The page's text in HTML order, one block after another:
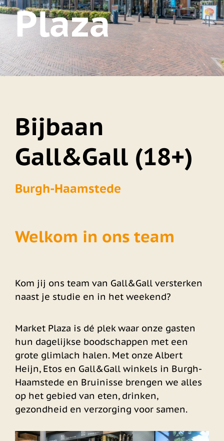
Plaza
Bijbaan
Gall&Gall (18+)
Burgh-Haamstede
Welkom in ons team
Kom jij ons team van Gall&Gall versterken
naast je studie en in het weekend?
Market Plaza is dé plek waar onze gasten
hun dagelijkse boodschappen met een
grote glimlach halen. Met onze Albert
Heijn, Etos en Gall&Gall winkels in Burgh-
Haamstede en Bruinisse brengen we alles
op het gebied van eten, drinken,
gezondheid en verzorging voor samen.